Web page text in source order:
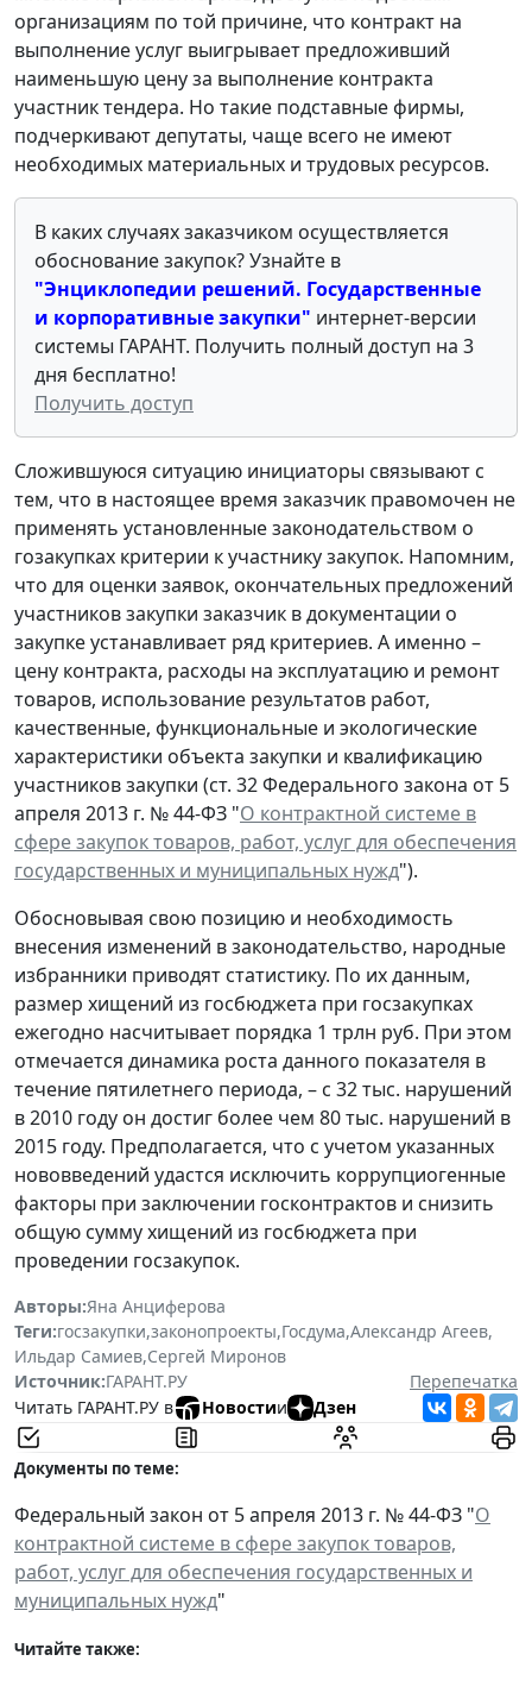
организациям по той причине, что контракт на
выполнение услуг выигрывает предложивший
наименьшую цену за выполнение контракта
участник тендера. Но такие подставные фирмы,
подчеркивают депутаты, чаще всего не имеют
необходимых материальных и трудовых ресурсов.
В каких случаях заказчиком осуществляется
обоснование закупок? Узнайте в
"Энциклопедии решений. Государственные
и корпоративные закупки" интернет-версии
системы ГАРАНТ. Получить полный доступ на 3
дня бесплатно!
Получить доступ
Сложившуюся ситуацию инициаторы связывают с
тем, что в настоящее время заказчик правомочен не
применять установленные законодательством о
гозакупках критерии к участнику закупок. Напомним,
что для оценки заявок, окончательных предложений
участников закупки заказчик в документации о
закупке устанавливает ряд критериев. А именно –
цену контракта, расходы на эксплуатацию и ремонт
товаров, использование результатов работ,
качественные, функциональные и экологические
характеристики объекта закупки и квалификацию
участников закупки (ст. 32 Федерального закона от 5
апреля 2013 г. № 44-ФЗ "О контрактной системе в
сфере закупок товаров, работ, услуг для обеспечения
государственных и муниципальных нужд").
Обосновывая свою позицию и необходимость
внесения изменений в законодательство, народные
избранники приводят статистику. По их данным,
размер хищений из госбюджета при госзакупках
ежегодно насчитывает порядка 1 трлн руб. При этом
отмечается динамика роста данного показателя в
течение пятилетнего периода, – с 32 тыс. нарушений
в 2010 году он достиг более чем 80 тыс. нарушений в
2015 году. Предполагается, что с учетом указанных
нововведений удастся исключить коррупциогенные
факторы при заключении госконтрактов и снизить
общую сумму хищений из госбюджета при
проведении госзакупок.
Авторы:Яна Анциферова
Теги:госзакупки,законопроекты,Госдума,Александр Агеев,
Ильдар Самиев,Сергей Миронов
Источник:ГАРАНТ.РУ
Перепечатка
Читать ГАРАНТ.РУ в
Новостии Дзен
Документы по теме:
Федеральный закон от 5 апреля 2013 г. № 44-ФЗ "О
контрактной системе в сфере закупок товаров,
работ, услуг для обеспечения государственных и
муниципальных нужд"
Читайте также: